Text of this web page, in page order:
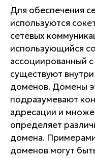
Для обеспечения
используются
сетевых
использующийся
ассоциированный
существуют
доменов. Домены
подразумевают
адресации и
определяет
домена.
доменов могут